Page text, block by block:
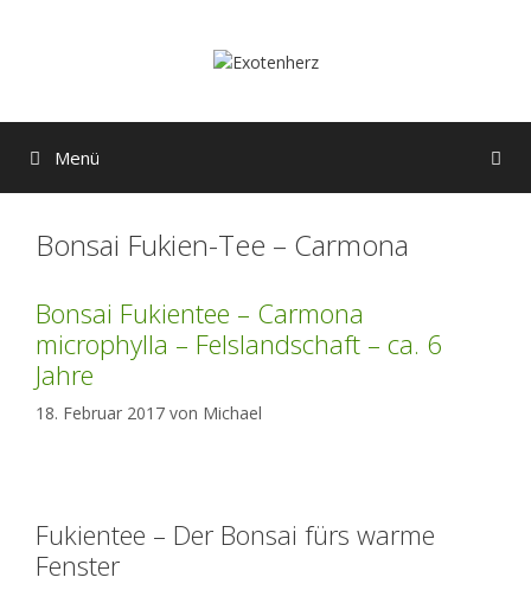
Menü
Bonsai Fukien-Tee – Carmona
Bonsai Fukientee – Carmona
microphylla – Felslandschaft – ca. 6
Jahre
18. Februar 2017 von Michael
Fukientee – Der Bonsai fürs warme
Fenster